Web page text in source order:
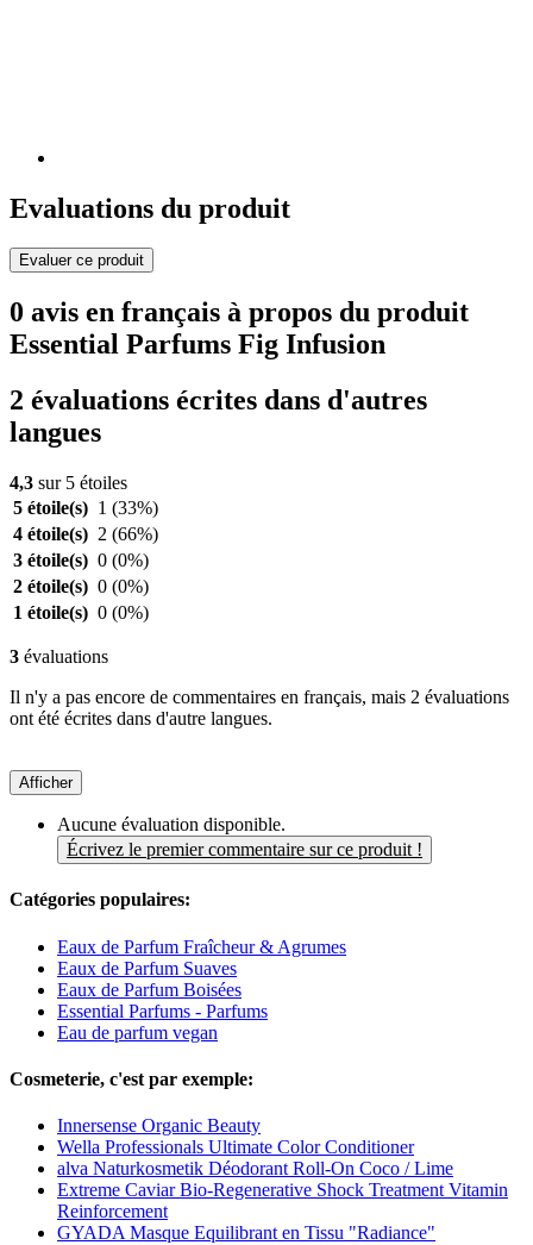
Evaluations du produit
Evaluer ce produit
0 avis en français à propos du produit
Essential Parfums Fig Infusion
2 évaluations écrites dans d'autres
langues
4,3 sur 5 étoiles
5 étoile(s) 1 (33%)
4 étoile(s) 2 (66%)
3 étoile(s) 0 (0%)
2 étoile(s) 0 (0%)
1 étoile(s) 0 (0%)
3 évaluations
Il n'y a pas encore de commentaires en français, mais 2 évaluations
ont été écrites dans d'autre langues.
Afficher
Aucune évaluation disponible.
Écrivez le premier commentaire sur ce produit !
Catégories populaires:
Eaux de Parfum Fraîcheur & Agrumes
Eaux de Parfum Suaves
Eaux de Parfum Boisées
Essential Parfums - Parfums
Eau de parfum vegan
Cosmeterie, c'est par exemple:
Innersense Organic Beauty
Wella Professionals Ultimate Color Conditioner
alva Naturkosmetik Déodorant Roll-On Coco / Lime
Extreme Caviar Bio-Regenerative Shock Treatment Vitamin
Reinforcement
GYADA Masque Equilibrant en Tissu "Radiance"